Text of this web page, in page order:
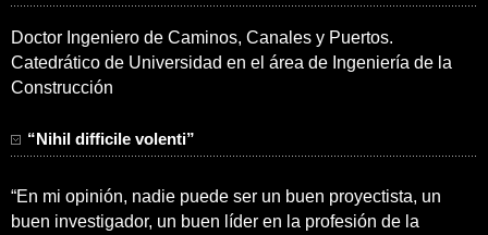
Doctor Ingeniero de Caminos, Canales y Puertos.
Catedrático de Universidad en el área de Ingeniería de la
Construcción
“Nihil difficile volenti”
“En mi opinión, nadie puede ser un buen proyectista, un
buen investigador, un buen líder en la profesión de la